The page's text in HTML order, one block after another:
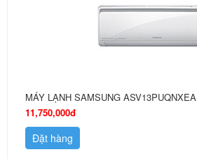
MÁY LẠNH SAMSUNG ASV13PUQNXEA
11,750,000đ
Đặt hàng